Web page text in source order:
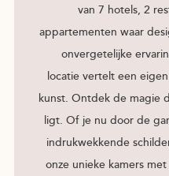
van 7 hotels, 2
appartementen waar
onvergetelijke
locatie vertelt een
kunst. Ontdek de magie
ligt. Of je nu door de
indrukwekkende
onze unieke kamers